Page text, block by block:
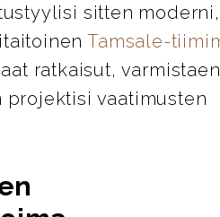
sitten moderni,
Tamsale-
ratkaisut,
vaatimusten